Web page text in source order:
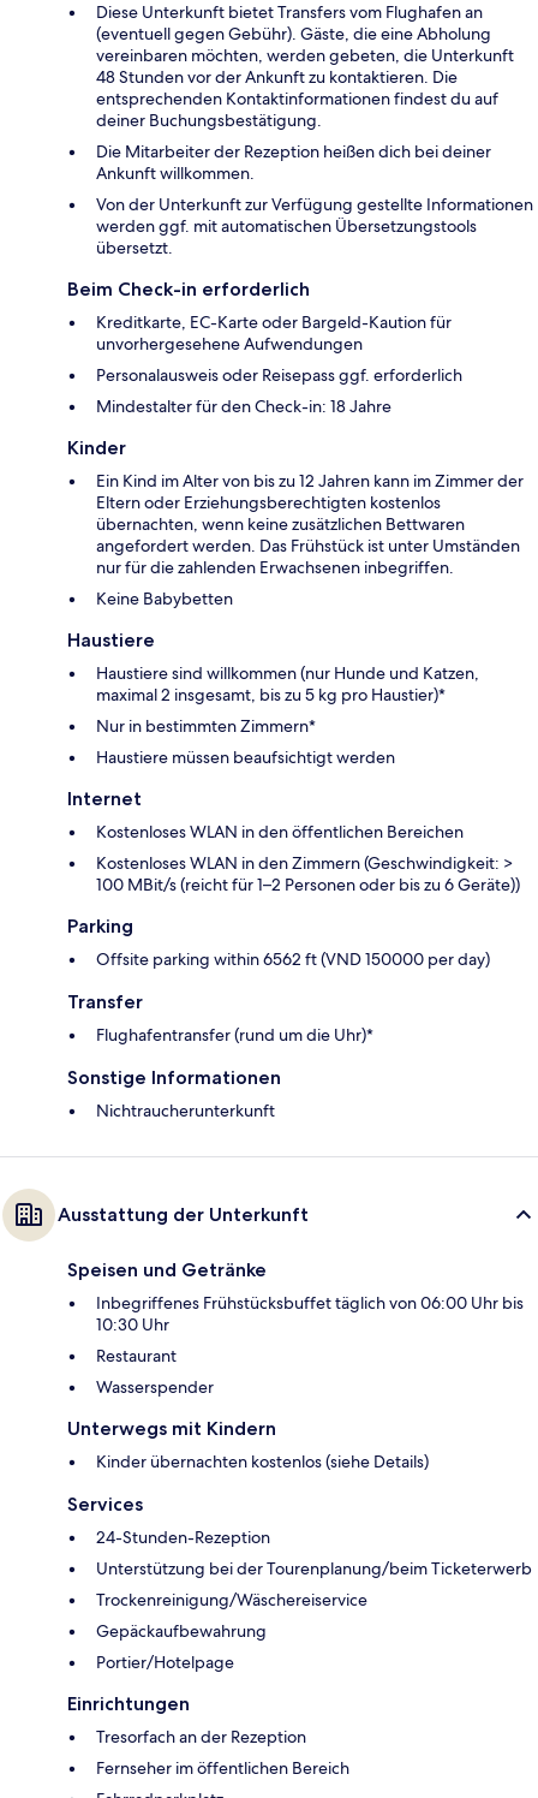
Diese Unterkunft bietet Transfers vom Flughafen an
(eventuell gegen Gebühr). Gäste, die eine Abholung
vereinbaren möchten, werden gebeten, die Unterkunft
48 Stunden vor der Ankunft zu kontaktieren. Die
entsprechenden Kontaktinformationen findest du auf
deiner Buchungsbestätigung.
Die Mitarbeiter der Rezeption heißen dich bei deiner
Ankunft willkommen.
Von der Unterkunft zur Verfügung gestellte Informationen
werden ggf. mit automatischen Übersetzungstools
übersetzt.
Beim Check-in erforderlich
Kreditkarte, EC-Karte oder Bargeld-Kaution für
unvorhergesehene Aufwendungen
Personalausweis oder Reisepass ggf. erforderlich
Mindestalter für den Check-in: 18 Jahre
Kinder
Ein Kind im Alter von bis zu 12 Jahren kann im Zimmer der
Eltern oder Erziehungsberechtigten kostenlos
übernachten, wenn keine zusätzlichen Bettwaren
angefordert werden. Das Frühstück ist unter Umständen
nur für die zahlenden Erwachsenen inbegriffen.
Keine Babybetten
Haustiere
Haustiere sind willkommen (nur Hunde und Katzen,
maximal 2 insgesamt, bis zu 5 kg pro Haustier)*
Nur in bestimmten Zimmern*
Haustiere müssen beaufsichtigt werden
Internet
Kostenloses WLAN in den öffentlichen Bereichen
Kostenloses WLAN in den Zimmern (Geschwindigkeit: >
100 MBit/s (reicht für 1–2 Personen oder bis zu 6 Geräte))
Parking
Offsite parking within 6562 ft (VND 150000 per day)
Transfer
Flughafentransfer (rund um die Uhr)*
Sonstige Informationen
Nichtraucherunterkunft
Ausstattung der Unterkunft
Speisen und Getränke
Inbegriffenes Frühstücksbuffet täglich von 06:00 Uhr bis
10:30 Uhr
Restaurant
Wasserspender
Unterwegs mit Kindern
Kinder übernachten kostenlos (siehe Details)
Services
24-Stunden-Rezeption
Unterstützung bei der Tourenplanung/beim Ticketerwerb
Trockenreinigung/Wäschereiservice
Gepäckaufbewahrung
Portier/Hotelpage
Einrichtungen
Tresorfach an der Rezeption
Fernseher im öffentlichen Bereich